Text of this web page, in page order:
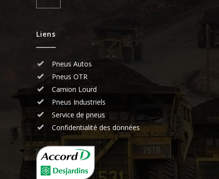
Liens
Pneus Autos
Pneus OTR
Camion Lourd
Pneus Industriels
Service de pneus
Confidentialité des données